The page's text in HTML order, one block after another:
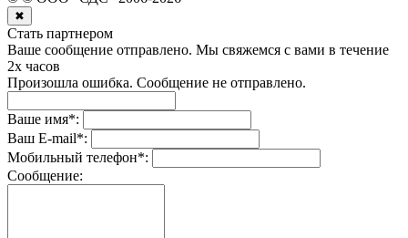
✖
Стать партнером
Ваше сообщение отправлено. Мы свяжемся с вами в течение
2х часов
Произошла ошибка. Сообщение не отправлено.
Ваше имя*:
Ваш E-mail*:
Мобильный телефон*:
Сообщение: